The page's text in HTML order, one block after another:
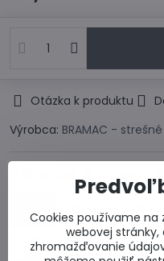
Otázka k produktu
Výrobca: BRAMAC -
Darček k
Zľava 100 EUR
25 % zľava na
Cookies používame na
webovej stránky,
zhromažďovanie